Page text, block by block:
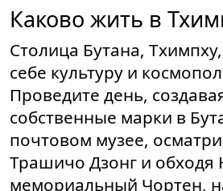
Каково жить в
Столица Бутана,
себе культуру и
Проведите день,
собственные марки в
почтовом музее,
Трашичо Дзонг и
мемориальный Чортен,